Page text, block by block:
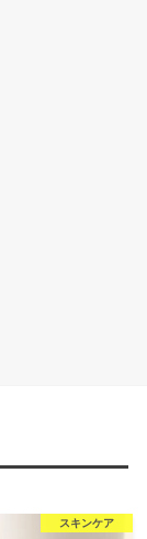
スキンケア